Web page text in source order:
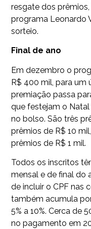
resgate dos
programa Leonardo
sorteio.
Final de ano
Em dezembro o
R$ 400 mil, para um
premiação passa
que festejam o
no bolso. São três
prêmios de R$ 10
prêmios de R$ 1 mil.
Todos os inscritos
mensal e de final do
de incluir o CPF nas
também acumula
5% a 10%. Cerca de
no pagamento em